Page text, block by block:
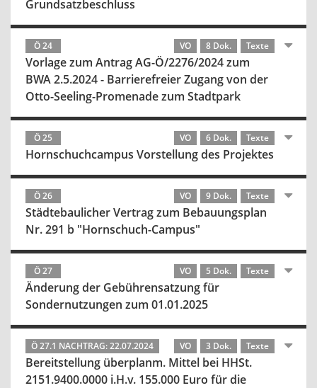
Grundsatzbeschluss
Ö 24 VO 8 Dok. Texte
Vorlage zum Antrag AG-Ö/2276/2024 zum
BWA 2.5.2024 - Barrierefreier Zugang von der
Otto-Seeling-Promenade zum Stadtpark
Ö 25 VO 6 Dok. Texte
Hornschuchcampus Vorstellung des Projektes
Ö 26 VO 9 Dok. Texte
Städtebaulicher Vertrag zum Bebauungsplan
Nr. 291 b "Hornschuch-Campus"
Ö 27 VO 5 Dok. Texte
Änderung der Gebührensatzung für
Sondernutzungen zum 01.01.2025
Ö 27.1 NACHTRAG: 22.07.2024 VO 3 Dok. Texte
Bereitstellung überplanm. Mittel bei HHSt.
2151.9400.0000 i.H.v. 155.000 Euro für die